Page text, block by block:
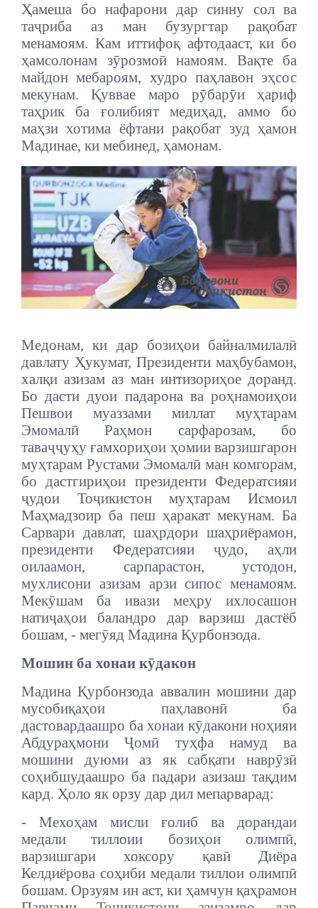
Ҳамеша бо нафарони дар синну сол ва
таҷриба аз ман бузургтар рақобат
менамоям. Кам иттифоқ афтодааст, ки бо
ҳамсолонам зӯрозмоӣ намоям. Вақте ба
майдон мебароям, худро паҳлавон эҳсос
мекунам. Қуввае маро рӯбарӯи ҳариф
таҳрик ба ғолибият медиҳад, аммо бо
маҳзи хотима ёфтани рақобат зуд ҳамон
Мадинае, ки мебинед, ҳамонам.
Медонам, ки дар бозиҳои байналмилалӣ
давлату Ҳукумат, Президенти маҳбубамон,
халқи азизам аз ман интизориҳое доранд.
Бо дасти дуои падарона ва роҳнамоиҳои
Пешвои муаззами миллат муҳтарам
Эмомалӣ Раҳмон сарфарозам, бо
таваҷҷуҳу ғамхориҳои ҳомии варзишгарон
муҳтарам Рустами Эмомалӣ ман комгорам,
бо дастгириҳои президенти Федератсияи
ҷудои Тоҷикистон муҳтарам Исмоил
Маҳмадзоир ба пеш ҳаракат мекунам. Ба
Сарвари давлат, шаҳрдори шаҳриёрамон,
президенти Федератсияи ҷудо, аҳли
оилаамон, сарпарастон, устодон,
мухлисони азизам арзи сипос менамоям.
Мекӯшам ба ивази меҳру ихлосашон
натиҷаҳои баландро дар варзиш дастёб
бошам, - мегӯяд Мадина Қурбонзода.
Мошин ба хонаи кӯдакон
Мадина Қурбонзода аввалин мошини дар
мусобиқаҳои паҳлавонӣ ба
дастовардаашро ба хонаи кӯдакони ноҳияи
Абдураҳмони Ҷомӣ туҳфа намуд ва
мошини дуюми аз як сабқати наврӯзӣ
соҳибшудаашро ба падари азизаш тақдим
кард. Ҳоло як орзу дар дил мепарварад:
- Мехоҳам мисли ғолиб ва дорандаи
медали тиллоии бозиҳои олимпӣ,
варзишгари хоксору қавӣ Диёра
Келдиёрова соҳиби медали тиллои олимпӣ
бошам. Орзуям ин аст, ки ҳамчун қаҳрамон